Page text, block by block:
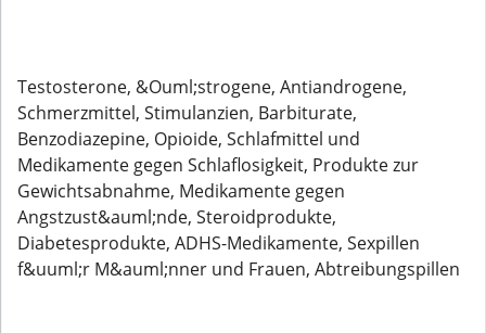
Testosterone, &Ouml;strogene, Antiandrogene,
Schmerzmittel, Stimulanzien, Barbiturate,
Benzodiazepine, Opioide, Schlafmittel und
Medikamente gegen Schlaflosigkeit, Produkte zur
Gewichtsabnahme, Medikamente gegen
Angstzust&auml;nde, Steroidprodukte,
Diabetesprodukte, ADHS-Medikamente, Sexpillen
f&uuml;r M&auml;nner und Frauen, Abtreibungspillen